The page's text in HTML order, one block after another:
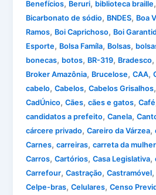
Benefícios, Beruri, biblioteca braille,
Bicarbonato de sódio, BNDES, Boa
Ramos, Boi Caprichoso, Boi
Esporte, Bolsa Famíla, Bolsas,
bonecas, botos, BR-319, Bradesco,
Broker Amazônia, Brucelose,CAA,
cabelo,Cabelos,Cabelos Grisalhos
CadÚnico,Cães,cães e gatos,Café
candidatos a prefeito,Canela,
cárcere privado,Careiro da Várzea,
Carnes,carreiras,carreta da mulher
Carros,Cartórios,Casa Legislativa,
Carrefour,Castração,Castramóvel
Celpe-bras,Celulares,Censo